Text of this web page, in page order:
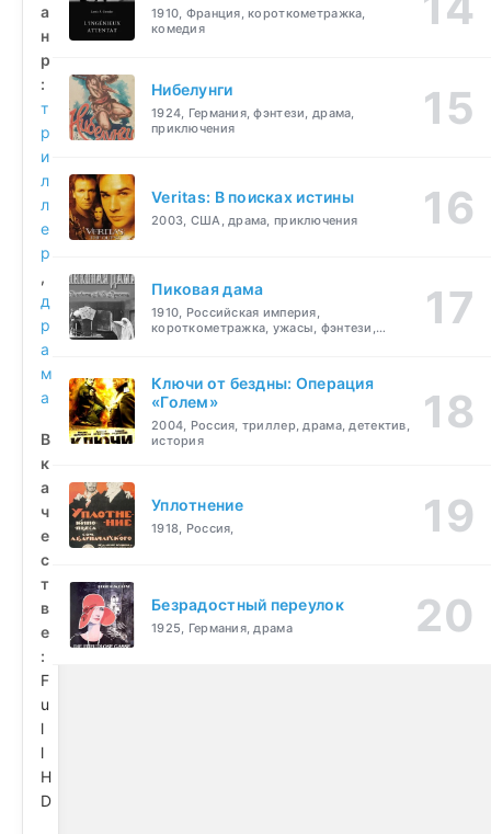
а
н
р
:
т
р
и
л
л
е
р
,
д
р
а
м
а
В
к
а
ч
е
с
т
в
е
:
F
u
l
l
H
D
1910, Франция, короткометражка,
комедия
Нибелунги
1924, Германия, фэнтези, драма,
приключения
Veritas: В поисках истины
2003, США, драма, приключения
Пиковая дама
1910, Российская империя,
короткометражка, ужасы, фэнтези,
Ключи от бездны: Операция
«Голем»
2004, Россия, триллер, драма, детектив,
история
Уплотнение
1918, Россия,
Безрадостный переулок
1925, Германия, драма